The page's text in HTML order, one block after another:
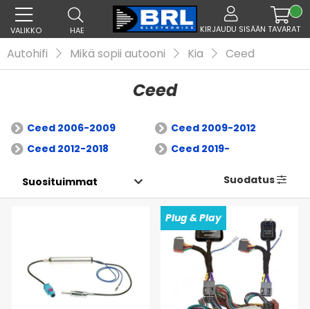
VALIKKO HAE KIRJAUDU SISÄÄN TAVARAT
Autohifi Mikä sopii autooni Kia Ceed
Ceed
Ceed 2006-2009
Ceed 2009-2012
Ceed 2012-2018
Ceed 2019-
Suodatus
Plug & Play